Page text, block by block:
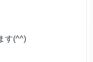
す(^^)